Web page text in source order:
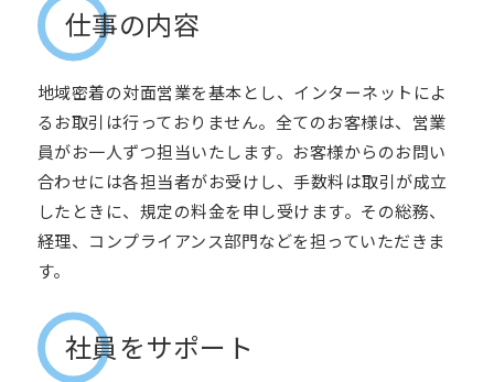
仕事の内容
地域密着の対面営業を基本とし、インターネットによ
るお取引は行っておりません。全てのお客様は、営業
員がお一人ずつ担当いたします。お客様からのお問い
合わせには各担当者がお受けし、手数料は取引が成立
したときに、規定の料金を申し受けます。その総務、
経理、コンプライアンス部門などを担っていただきま
す。
社員をサポート